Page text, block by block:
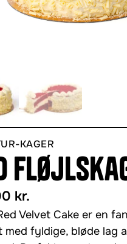
KAGER
kr.
Velvet Cake er en
med fyldige, bløde lag